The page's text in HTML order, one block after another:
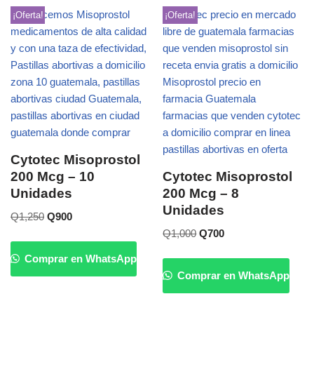
¡Oferta!
Cytotec Misoprostol
200 Mcg – 10
Unidades
Q1,250 Q900
Comprar en WhatsApp
¡Oferta!
Cytotec Misoprostol
200 Mcg – 8
Unidades
Q1,000 Q700
Comprar en WhatsApp